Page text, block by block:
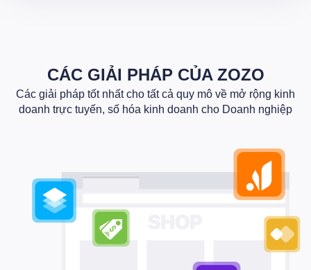
CÁC GIẢI PHÁP CỦA ZOZO
Các giải pháp tốt nhất cho tất cả quy mô về mở rộng kinh
doanh trực tuyến, số hóa kinh doanh cho Doanh nghiệp